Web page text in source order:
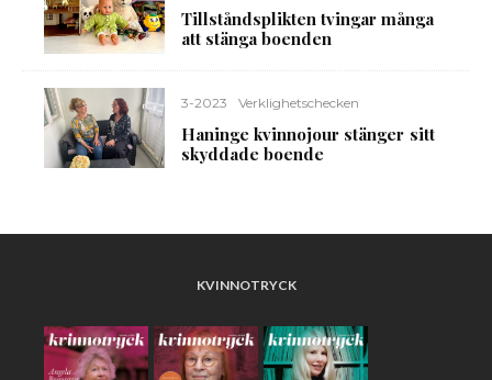
Tillståndsplikten tvingar många
att stänga boenden
3-2023 Verklighetschecken
Haninge kvinnojour stänger sitt
skyddade boende
KVINNOTRYCK